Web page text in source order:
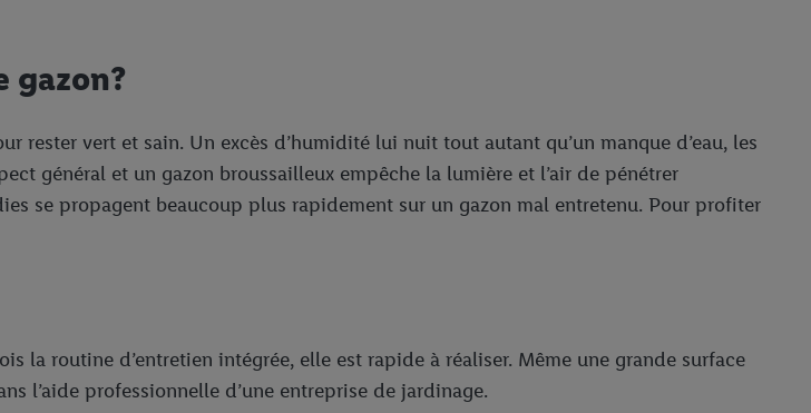
gazon?
rester vert et sain. Un excès d’humidité lui nuit tout autant qu’un manque d’eau, les
général et un gazon broussailleux empêche la lumière et l’air de pénétrer
se propagent beaucoup plus rapidement sur un gazon mal entretenu. Pour profiter
la routine d’entretien intégrée, elle est rapide à réaliser. Même une grande surface
l’aide professionnelle d’une entreprise de jardinage.